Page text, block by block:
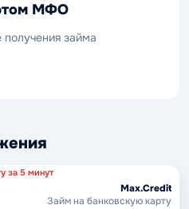
МФО
займа
за 5 минут
Max.Credit
Займ на банковскую карту